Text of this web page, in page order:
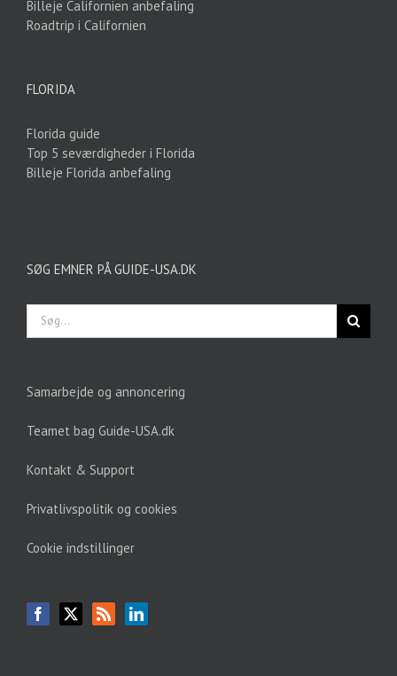
Billeje Californien anbefaling
Roadtrip i Californien
FLORIDA
Florida guide
Top 5 seværdigheder i Florida
Billeje Florida anbefaling
SØG EMNER PÅ GUIDE-USA.DK
Søg
efter:
Samarbejde og annoncering
Teamet bag Guide-USA.dk
Kontakt & Support
Privatlivspolitik og cookies
Cookie indstillinger